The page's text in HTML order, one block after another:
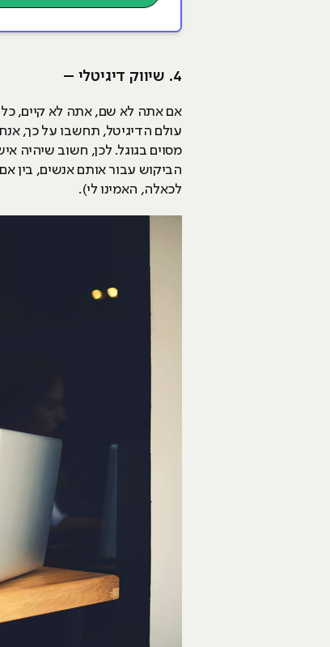
4. שיווק דיגיטלי –
אם אתה לא שם, אתה לא קיים, כל
עולם הדיגיטל, תחשבו על כך,
מסוים בגוגל. לכן, חשוב שיהיה
הביקוש עבור אותם אנשים, בין
לכאלה, האמינו לי).